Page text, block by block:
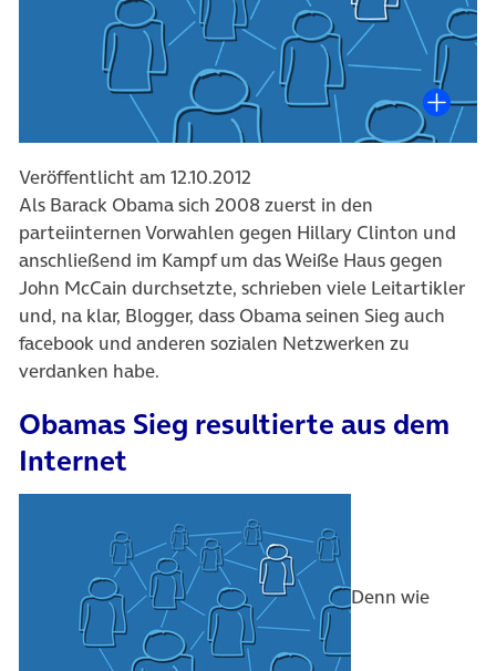
Veröffentlicht am 12.10.2012
Als Barack Obama sich 2008 zuerst in den
parteiinternen Vorwahlen gegen Hillary Clinton und
anschließend im Kampf um das Weiße Haus gegen
John McCain durchsetzte, schrieben viele Leitartikler
und, na klar, Blogger, dass Obama seinen Sieg auch
facebook und anderen sozialen Netzwerken zu
verdanken habe.
Obamas Sieg resultierte aus dem
Internet
Denn wie